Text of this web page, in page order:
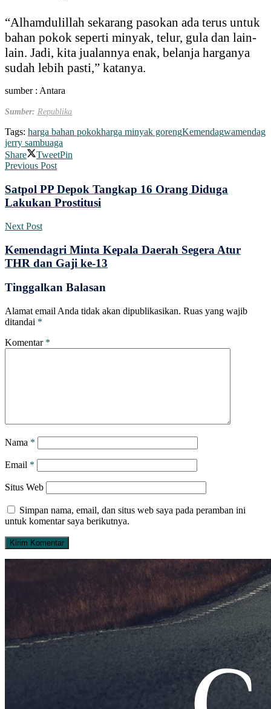
“Alhamdulillah sekarang pasokan ada terus untuk
bahan pokok seperti minyak, telur, gula dan lain-
lain. Jadi, kita jualannya enak, belanja harganya
sudah lebih pasti,” katanya.
sumber : Antara
Sumber: Republika
Tags: harga bahan pokokharga minyak gorengKemendagwamendag
jerry sambuaga
Share
TweetPin
Previous Post
Satpol PP Depok Tangkap 16 Orang Diduga
Lakukan Prostitusi
Next Post
Kemendagri Minta Kepala Daerah Segera Atur
THR dan Gaji ke-13
Tinggalkan Balasan
Alamat email Anda tidak akan dipublikasikan. Ruas yang wajib
ditandai *
Komentar *
Nama *
Email *
Situs Web
Simpan nama, email, dan situs web saya pada peramban ini
untuk komentar saya berikutnya.